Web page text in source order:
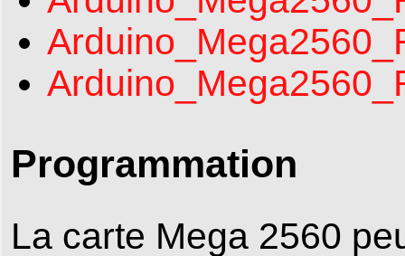
Programmation
La carte Mega 2560